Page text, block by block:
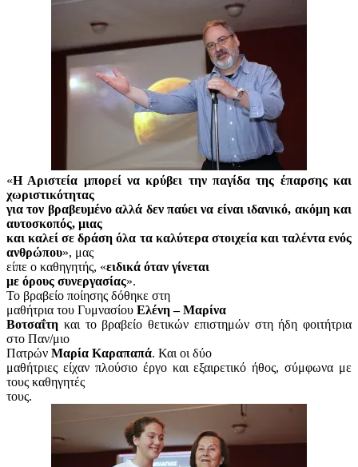
«Η Αριστεία μπορεί να κρύβει την παγίδα της έπαρσης και
χωριστικότητας
για τον βραβευμένο αλλά δεν παύει να είναι ιδανικό, ακόμη και
αυτοσκοπός, μιας
και καλεί σε δράση όλα τα καλύτερα στοιχεία και ταλέντα ενός
ανθρώπου», μας
είπε ο καθηγητής, «ειδικά όταν γίνεται
με όρους συνεργασίας».
Το βραβείο ποίησης δόθηκε στη
μαθήτρια του Γυμνασίου Ελένη – Μαρίνα
Βοτσαΐτη και το βραβείο θετικών επιστημών στη ήδη φοιτήτρια
στο Παν/μιο
Πατρών Μαρία Καραπαπά. Και οι δύο
μαθήτριες είχαν πλούσιο έργο και εξαιρετικό ήθος, σύμφωνα με
τους καθηγητές
τους.